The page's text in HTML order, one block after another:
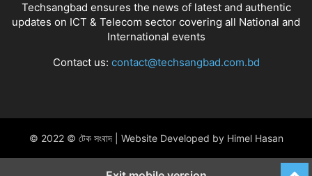
Techsangbad ensures the news of latest and authentic
updates on ICT & Telecom sector covering all National and
International events
Contact us: contact@techsangbad.com.bd
© 2022 © টেক সংবাদ | Website Developed by Himel Hasan